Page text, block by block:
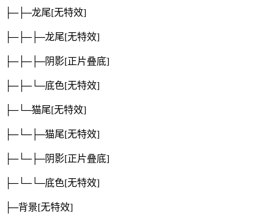
├─├─龙尾[无特效]
├─├─├─龙尾[无特效]
├─├─├─阴影[正片叠底]
├─├─└─底色[无特效]
├─└─猫尾[无特效]
├─└─├─猫尾[无特效]
├─└─├─阴影[正片叠底]
├─└─└─底色[无特效]
├─背景[无特效]